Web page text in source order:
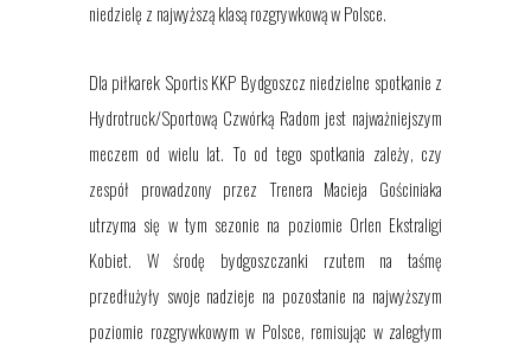
niedzielę z najwyższą klasą rozgrywkową w Polsce.
Dla piłkarek Sportis KKP Bydgoszcz niedzielne spotkanie z
Hydrotruck/Sportową Czwórką Radom jest najważniejszym
meczem od wielu lat. To od tego spotkania zależy, czy
zespół prowadzony przez Trenera Macieja Gościniaka
utrzyma się w tym sezonie na poziomie Orlen Ekstraligi
Kobiet. W środę bydgoszczanki rzutem na taśmę
przedłużyły swoje nadzieje na pozostanie na najwyższym
poziomie rozgrywkowym w Polsce, remisując w zaległym